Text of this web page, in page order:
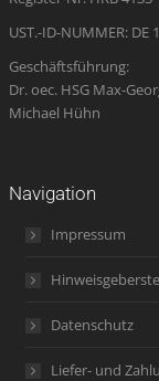
UST.-ID-NUMMER: DE
Geschäftsführung:
Dr. oec. HSG Max-
Michael Hühn
Navigation
Impressum
Datenschutz
Liefer- und